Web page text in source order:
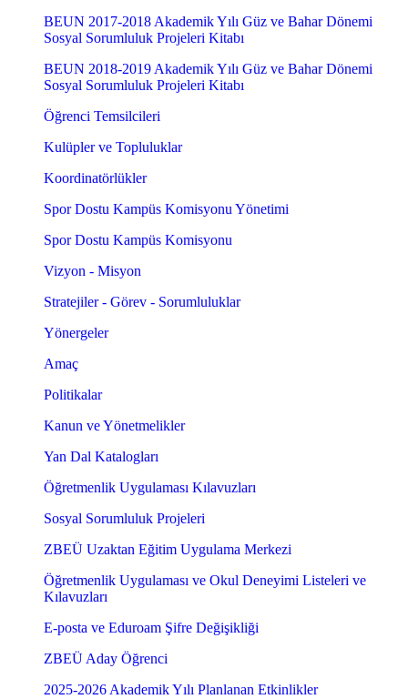
BEUN 2017-2018 Akademik Yılı Güz ve Bahar Dönemi
Sosyal Sorumluluk Projeleri Kitabı
BEUN 2018-2019 Akademik Yılı Güz ve Bahar Dönemi
Sosyal Sorumluluk Projeleri Kitabı
Öğrenci Temsilcileri
Kulüpler ve Topluluklar
Koordinatörlükler
Spor Dostu Kampüs Komisyonu Yönetimi
Spor Dostu Kampüs Komisyonu
Vizyon - Misyon
Stratejiler - Görev - Sorumluluklar
Yönergeler
Amaç
Politikalar
Kanun ve Yönetmelikler
Yan Dal Katalogları
Öğretmenlik Uygulaması Kılavuzları
Sosyal Sorumluluk Projeleri
ZBEÜ Uzaktan Eğitim Uygulama Merkezi
Öğretmenlik Uygulaması ve Okul Deneyimi Listeleri ve
Kılavuzları
E-posta ve Eduroam Şifre Değişikliği
ZBEÜ Aday Öğrenci
2025-2026 Akademik Yılı Planlanan Etkinlikler